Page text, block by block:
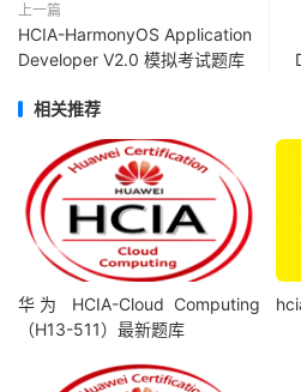
上一篇
HCIA-HarmonyOS Application
Developer V2.0 模拟考试题库
相关推荐
华为 HCIA-Cloud Computing
（H13-511）最新题库